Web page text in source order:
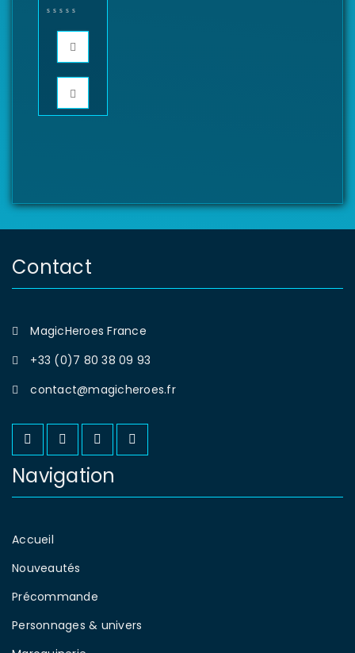
Contact
MagicHeroes France
+33 (0)7 80 38 09 93
contact@magicheroes.fr
Navigation
Accueil
Nouveautés
Précommande
Personnages & univers